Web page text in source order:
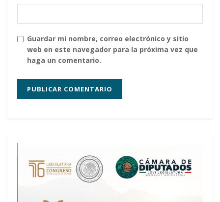
Guardar mi nombre, correo electrónico y sitio
web en este navegador para la próxima vez que
haga un comentario.